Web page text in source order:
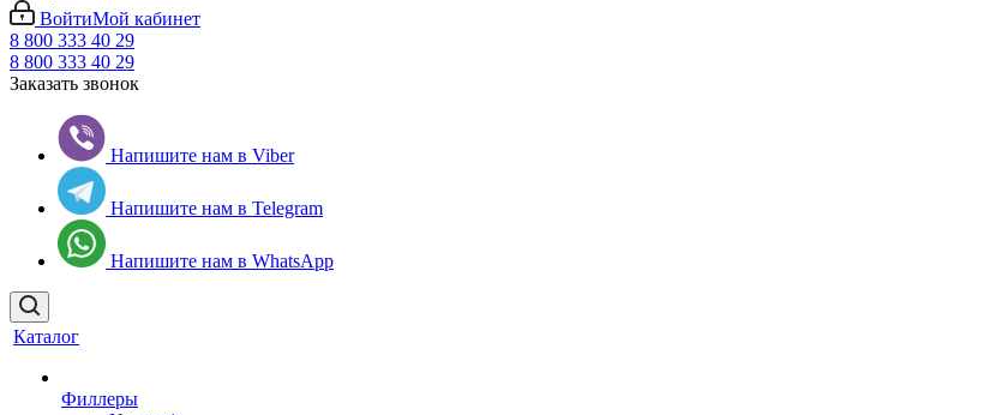
ВойтиМой кабинет
8 800 333 40 29
8 800 333 40 29
Заказать звонок
Напишите нам в Viber
Напишите нам в Telegram
Напишите нам в WhatsApp
Каталог
Филлеры